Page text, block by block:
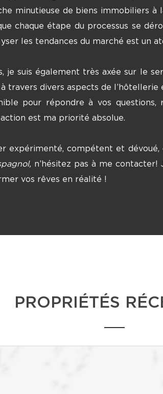
minutieuse de biens immobiliers à
chaque étape du processus se
les tendances du marché est un
je suis également très axée sur le
travers divers aspects de
pour répondre à vos
est ma priorité absolue.
expérimenté, compétent et dévoué,
n’hésitez pas à me
vos rêves en réalité !
PROPRIÉTÉS